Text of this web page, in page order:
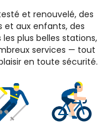
et renouvelé, des
aux enfants, des
plus belles stations,
services — tout
en toute sécurité.